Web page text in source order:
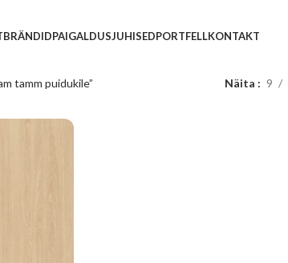
BRÄNDIDPAIGALDUSJUHISEDPORTFELLKONTAKT
tamm puidukile” Näita 9